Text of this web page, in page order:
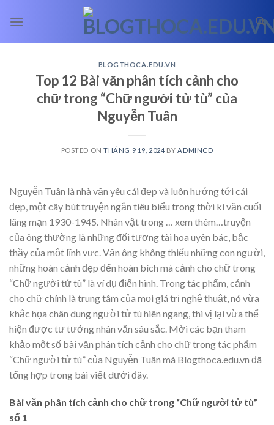
BLOGTHOCA.EDU.VN
Top 12 Bài văn phân tích cảnh cho
chữ trong “Chữ người tử tù” của
Nguyễn Tuân
POSTED ONTHÁNG 9 19, 2024 BY ADMINCD
Nguyễn Tuân là nhà văn yêu cái đẹp và luôn hướng tới cái
đẹp, một cây bút truyện ngắn tiêu biểu trong thời kì văn cuối
lãng mạn 1930-1945. Nhân vật trong
… xem thêm… truyện
của ông thường là những đối tượng tài hoa uyên bác, bậc
thầy của một lĩnh vực. Văn ông không thiếu những con người,
những hoàn cảnh đẹp đến hoàn bích mà cảnh cho chữ trong
“Chữ người tử tù” là ví dụ điển hình. Trong tác phẩm, cảnh
cho chữ chính là trung tâm của mọi giá trị nghệ thuật, nó vừa
khắc họa chân dung người tử tù hiên ngang, thi vị lại vừa thể
hiện được tư tưởng nhân văn sâu sắc. Mời các bạn tham
khảo một số bài văn phân tích cảnh cho chữ trong tác phẩm
“Chữ người tử tù” của Nguyễn Tuân mà Blogthoca.edu.vn đã
tổng hợp trong bài viết dưới đây.
Bài văn phân tích cảnh cho chữ trong “Chữ người tử tù”
số 1